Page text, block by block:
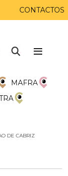
CONTACTOS
MAFRA
DE CABRIZ